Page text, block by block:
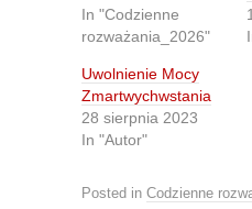
w
i
t
e
r
(
O
p
e
i
n
a
c
e
o
o
k
(
s
i
In "Codzienne
rozważania_2026"
Uwolnienie Mocy
Zmartwychwstania
28 sierpnia 2023
In "Autor"
Posted in Codzienne